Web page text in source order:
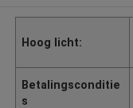
Hoog licht:
Betalingsconditie
s